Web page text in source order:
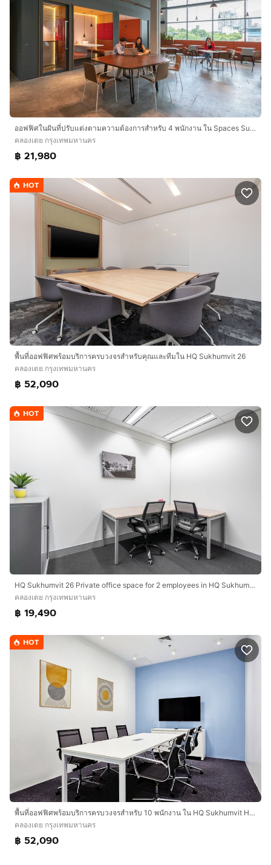
ออฟฟิศในฝันที่ปรับแต่งตามความต้องการสำหรับ 4 พนักงาน ใน Spaces Summer Hill
คลองเตย กรุงเทพมหานคร
฿ 21,980
HOT
พื้นที่ออฟฟิศพร้อมบริการครบวงจรสำหรับคุณและทีมใน HQ Sukhumvit 26
คลองเตย กรุงเทพมหานคร
฿ 52,090
HOT
HQ Sukhumvit 26 Private office space for 2 employees in HQ Sukhumvit 26
คลองเตย กรุงเทพมหานคร
฿ 19,490
HOT
พื้นที่ออฟฟิศพร้อมบริการครบวงจรสำหรับ 10 พนักงาน ใน HQ Sukhumvit Hills
คลองเตย กรุงเทพมหานคร
฿ 52,090